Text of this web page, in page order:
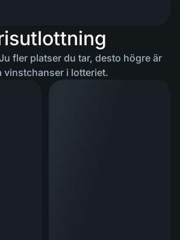
fler platser du tar, desto högre är
vinstchanser i lotteriet.